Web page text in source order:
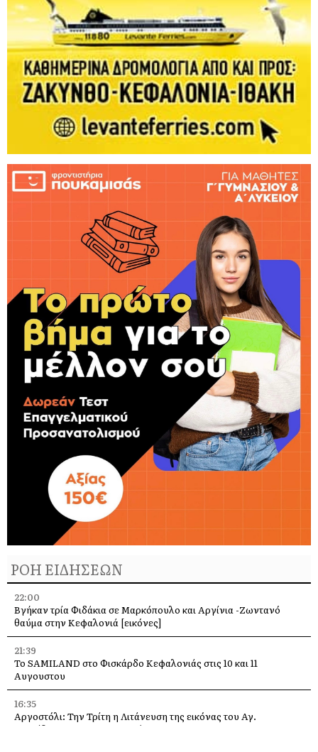
ΡΟΗ ΕΙΔΗΣΕΩΝ
22:00
Βγήκαν τρία Φιδάκια σε Μαρκόπουλο και Αργίνια -Ζωντανό
θαύμα στην Κεφαλονιά [εικόνες]
21:39
Το SAMILAND στο Φισκάρδο Κεφαλονιάς στις 10 και 11
Αυγουστου
16:35
Αργοστόλι: Την Τρίτη η Λιτάνευση της εικόνας του Αγ.
Σπυρίδωνα για τους σεισμούς του 53